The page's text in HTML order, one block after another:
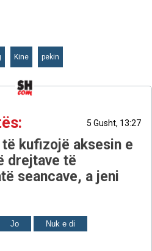
Kine pekin
5 Gusht, 13:27
të kufizojë aksesin e
drejtave të
seancave, a jeni
Jo Nuk e di